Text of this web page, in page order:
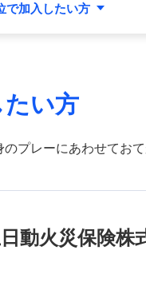
で加入したい方
い方
プレーにあわせてお
動火災保険株